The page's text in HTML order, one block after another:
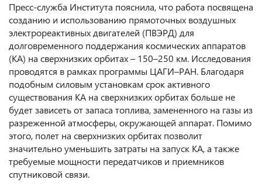
Пресс-служба Института пояснила, что работа посвящена
созданию и использованию прямоточных воздушных
электрореактивных двигателей (ПВЭРД) для
долговременного поддержания космических аппаратов
(КА) на сверхнизких орбитах – 150–250 км. Исследования
проводятся в рамках программы ЦАГИ–РАН. Благодаря
подобным силовым установкам срок активного
существования КА на сверхнизких орбитах больше не
будет зависеть от запаса топлива, замененного на газы из
разреженной атмосферы, окружающей аппарат. Помимо
этого, полет на сверхнизких орбитах позволит
значительно уменьшить затраты на запуск КА, а также
требуемые мощности передатчиков и приемников
спутниковой связи.